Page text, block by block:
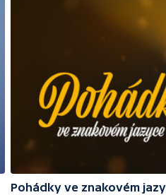
Pohádky ve znakovém